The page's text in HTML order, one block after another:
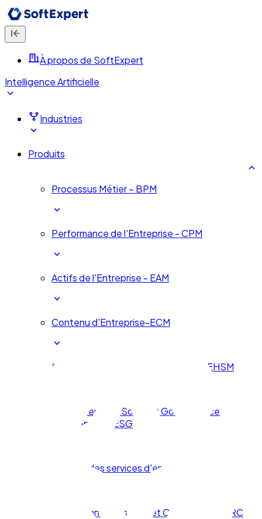
À propos de SoftExpert
Intelligence Artificielle
Industries
Produits
Processus Métier – BPM
Performance de l'Entreprise - CPM
Actifs de l'Entreprise - EAM
Contenu d'Entreprise-ECM
Santé, Sécurité et Environnement - EHSM
Environnement, Social et Gouvernance
d'Entreprise - ESG
Gestion des services d'entreprise - ESM
Gouvernance, Risques et Compliance - GRC